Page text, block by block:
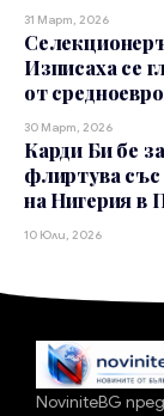
31 Март, 2026
Изписаха се
от
30 Март, 2026
Карди Би бе
флиртува със
на Нигерия
10 Юли, 2026
NoviniteBG